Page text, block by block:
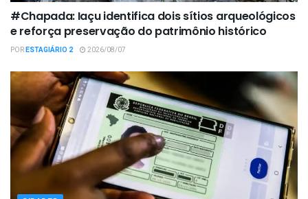
#Chapada: Iaçu identifica dois sítios arqueológicos
e reforça preservação do patrimônio histórico
PORESTAGIÁRIO 2 2026/08/07